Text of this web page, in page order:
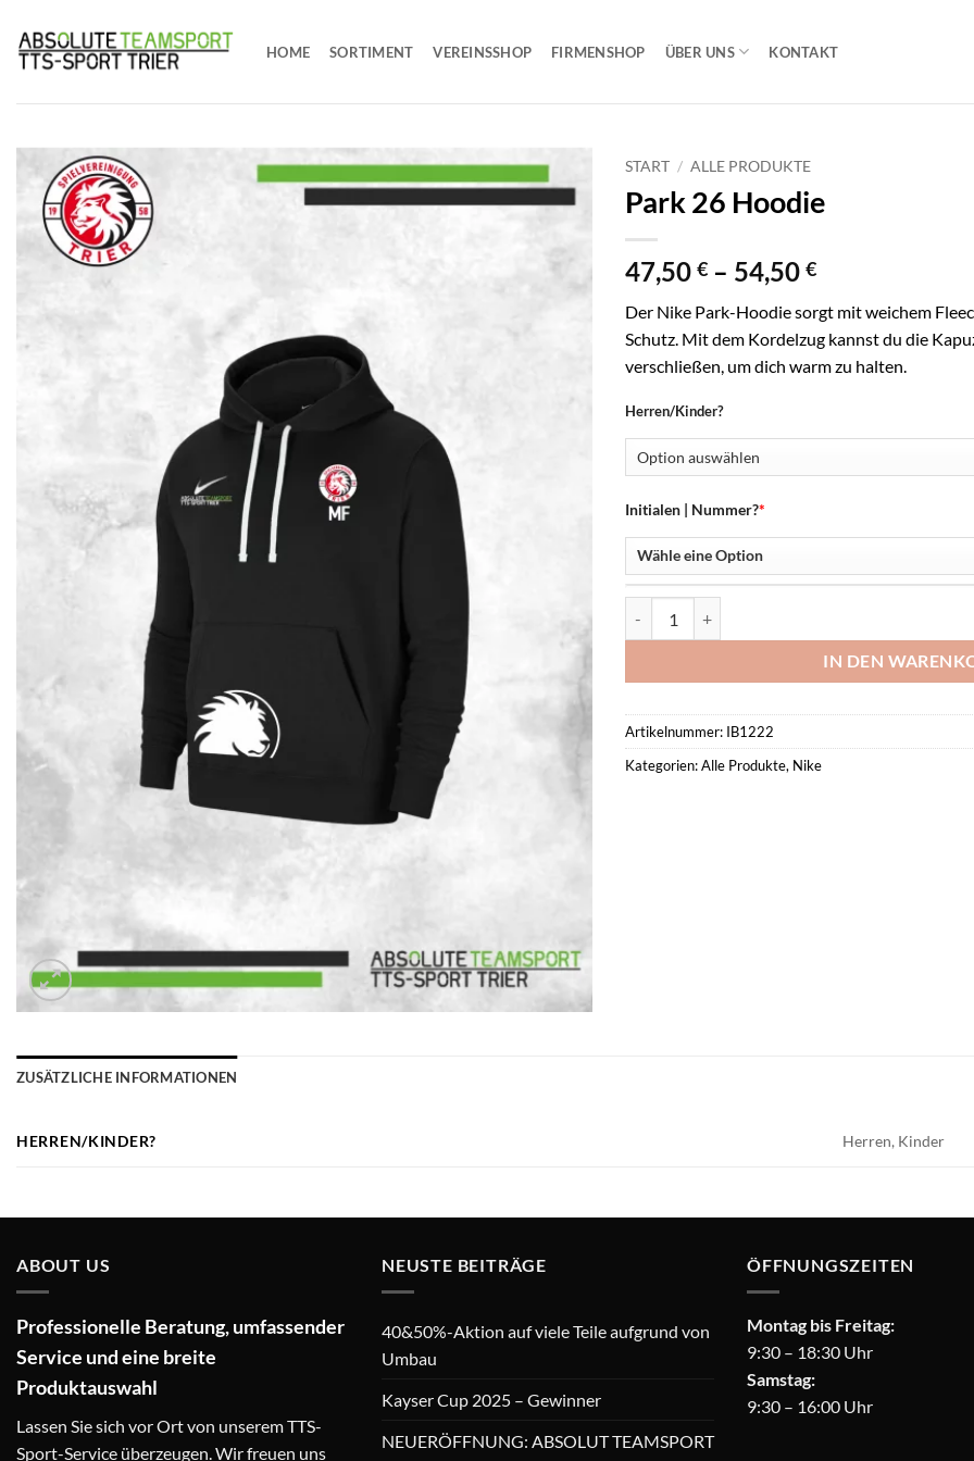
Inhalt
springen
HOME SORTIMENT VEREINSSHOP FIRMENSHOP ÜBER UNS KONTAKT
START / ALLE PRODUKTE
Park 26 Hoodie
47,50 € – 54,50 €Preisspanne:
bis
54,50 €
Der Nike Park-Hoodie sorgt mit weichem
Schutz. Mit dem Kordelzug kannst du die
verschließen, um dich warm zu halten.
Herren/Kinder?
*
Initialen | Nummer?
IN DEN
Artikelnummer: IB1222
Kategorien:Alle Produkte, Nike
ZUSÄTZLICHE INFORMATIONEN
HERREN/KINDER? Herren, Kinder
ABOUT US
Professionelle Beratung, umfassender
Service und eine breite
Produktauswahl
Lassen Sie sich vor Ort von unserem TTS-
Sport-Service überzeugen. Wir freuen uns
NEUSTE BEITRÄGE
40&50%-Aktion auf viele Teile aufgrund von
Umbau
Kayser Cup 2025 – Gewinner
NEUERÖFFNUNG: ABSOLUT TEAMSPORT
ÖFFNUNGSZEITEN
Montag bis Freitag:
9:30 – 18:30 Uhr
Samstag:
9:30 – 16:00 Uhr